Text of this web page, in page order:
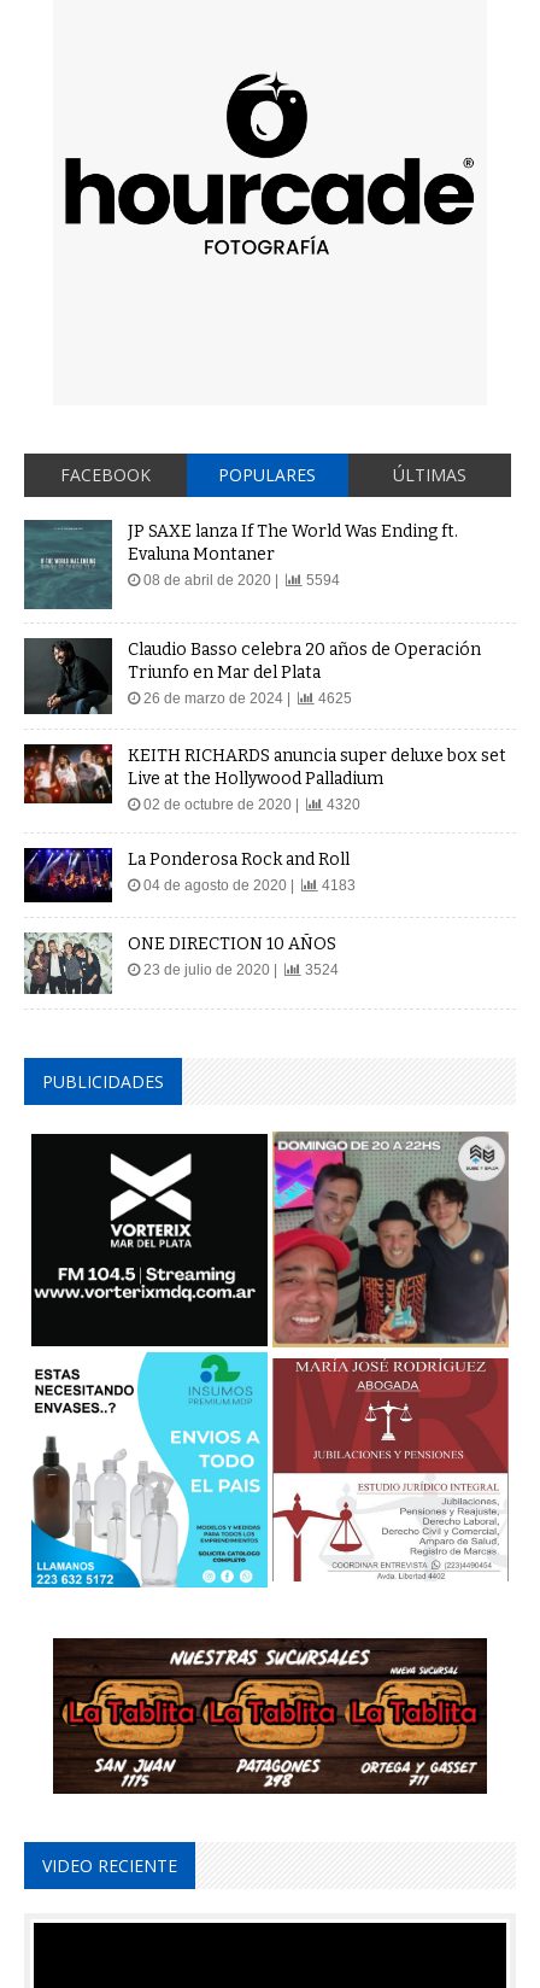
FACEBOOK POPULARES ÚLTIMAS
JP SAXE lanza If The World Was Ending ft.
Evaluna Montaner
08 de abril de 2020 | 5594
Claudio Basso celebra 20 años de Operación
Triunfo en Mar del Plata
26 de marzo de 2024 | 4625
KEITH RICHARDS anuncia super deluxe box set
Live at the Hollywood Palladium
02 de octubre de 2020 | 4320
La Ponderosa Rock and Roll
04 de agosto de 2020 | 4183
ONE DIRECTION 10 AÑOS
23 de julio de 2020 | 3524
PUBLICIDADES
VIDEO RECIENTE